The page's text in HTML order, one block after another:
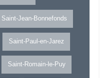
Saint-Jean-Bonnefonds
Saint-Paul-en-Jarez
Saint-Romain-le-Puy